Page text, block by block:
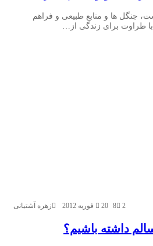
جنگل ها و منابع طبیعی و فراهم
طراوت برای زندگی از…
زهره آشتیانی 20 فوریه 2012 2
8
داشته باشیم؟